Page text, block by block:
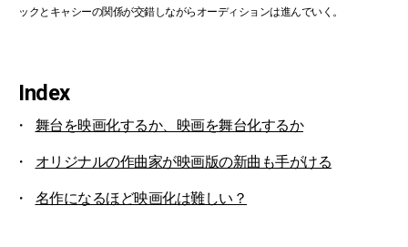
ックとキャシーの関係が交錯しながらオーディションは進んでいく。
Index
舞台を映画化するか、映画を舞台化するか
オリジナルの作曲家が映画版の新曲も手がける
名作になるほど映画化は難しい？